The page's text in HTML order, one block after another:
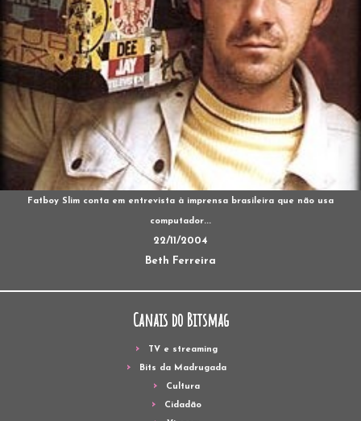
Fatboy Slim conta em entrevista à imprensa brasileira que não usa
computador...
22/11/2004
Beth Ferreira
Canais do Bitsmag
TV e streaming
Bits da Madrugada
Cultura
Cidadão